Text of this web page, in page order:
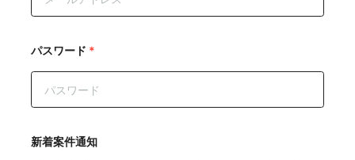
パスワード *
新着案件通知